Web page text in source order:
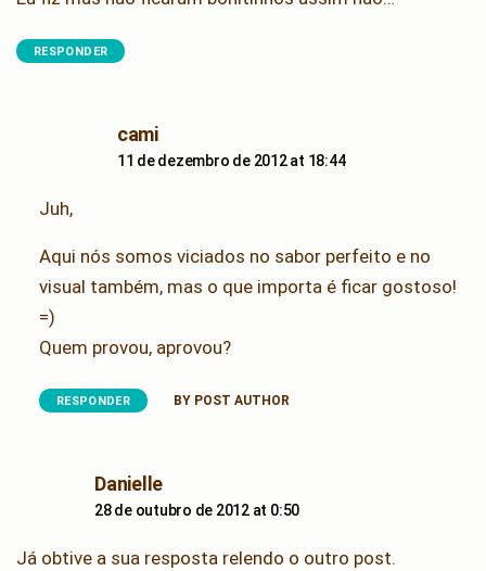
RESPONDER
camisays:
11 de dezembro de 2012 at 18:44
Juh,
Aqui nós somos viciados no sabor perfeito e no
visual também, mas o que importa é ficar gostoso!
=)
Quem provou, aprovou?
RESPONDER BY POST AUTHOR
Daniellesays:
28 de outubro de 2012 at 0:50
Já obtive a sua resposta relendo o outro post.